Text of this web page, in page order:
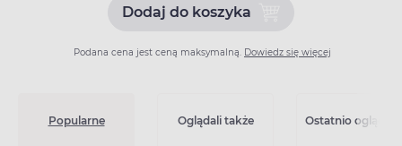
Dodaj do koszykaDodaj do koszyka
Podana cena jest ceną maksymalną. Dowiedz się więcej
Popularne Oglądali także Ostatnio